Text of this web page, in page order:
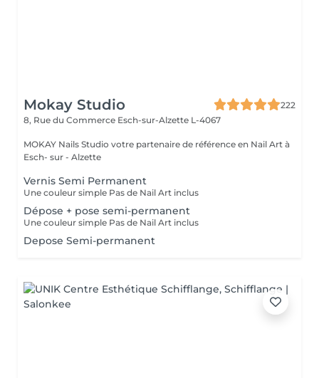
Mokay Studio
222
8, Rue du Commerce Esch-sur-Alzette L-4067
MOKAY Nails Studio votre partenaire de référence en Nail Art à
Esch- sur - Alzette
Vernis Semi Permanent
Une couleur simple Pas de Nail Art inclus
Dépose + pose semi-permanent
Une couleur simple Pas de Nail Art inclus
Depose Semi-permanent